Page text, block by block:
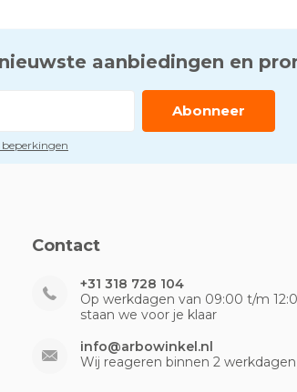
aanbiedingen en
Abonneer
beperkingen
Contact
+31 318 728 104
Op werkdagen van 09:00 t/m
staan we voor je klaar
info@arbowinkel.nl
Wij reageren binnen 2 werkdagen